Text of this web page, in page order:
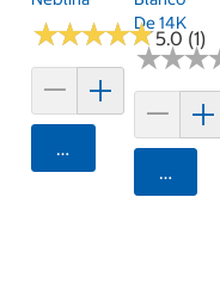
★★★★★
★★★★★5.0 (1)
Agregar
De 14K
★★★
★★★
Agregar